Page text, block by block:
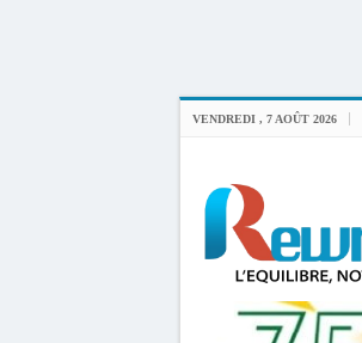
VENDREDI , 7 AOÛT 2026